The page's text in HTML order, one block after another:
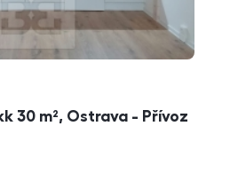
30 m², Ostrava - Přívoz